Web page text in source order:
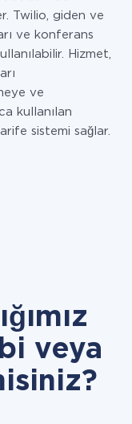
Twilio, giden ve
ve konferans
Hizmet,
ve
kullanılan
sistemi sağlar.
veya